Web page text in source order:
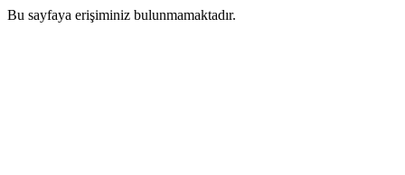
Bu sayfaya erişiminiz bulunmamaktadır.